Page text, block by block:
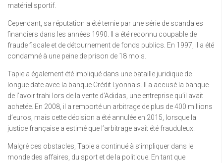
matériel sportif.
Cependant, sa réputation a été ternie par une série de scandales
financiers dans les années 1990. Il a été reconnu coupable de
fraude fiscale et de détournement de fonds publics. En 1997, il a été
condamné à une peine de prison de 18 mois.
Tapie a également été impliqué dans une bataille juridique de
longue date avec la banque Crédit Lyonnais. Il a accusé la banque
de l’avoir trahi lors de la vente d’Adidas, une entreprise qu’il avait
achetée. En 2008, il a remporté un arbitrage de plus de 400 millions
d’euros, mais cette décision a été annulée en 2015, lorsque la
justice française a estimé que l’arbitrage avait été frauduleux.
Malgré ces obstacles, Tapie a continué à s’impliquer dans le
monde des affaires, du sport et de la politique. En tant que